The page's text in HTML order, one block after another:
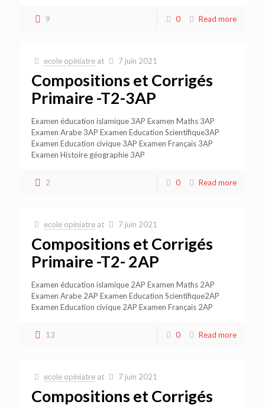
9 0 Read more
ecole opiniatre at 7 juin 2021
Compositions et Corrigés
Primaire -T2-3AP
Examen éducation islamique 3AP Examen Maths 3AP
Examen Arabe 3AP Examen Education Scientifique3AP
Examen Education civique 3AP Examen Français 3AP
Examen Histoire géographie 3AP
2 0 Read more
ecole opiniatre at 7 juin 2021
Compositions et Corrigés
Primaire -T2- 2AP
Examen éducation islamique 2AP Examen Maths 2AP
Examen Arabe 2AP Examen Education Scientifique2AP
Examen Education civique 2AP Examen Français 2AP
13 0 Read more
ecole opiniatre at 7 juin 2021
Compositions et Corrigés